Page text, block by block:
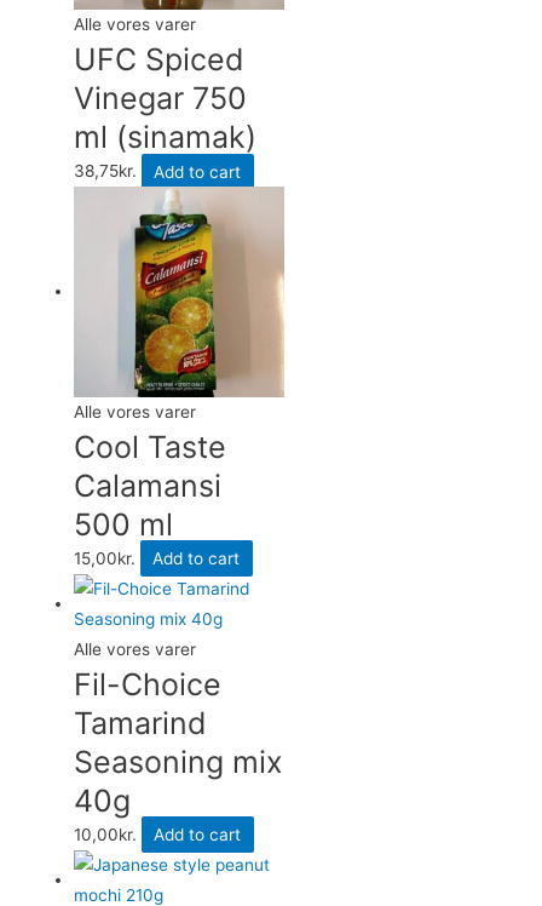
Alle vores varer
UFC Spiced
Vinegar 750
ml (sinamak)
38,75kr. Add to cart
Alle vores varer
Cool Taste
Calamansi
500 ml
15,00kr. Add to cart
Alle vores varer
Fil-Choice
Tamarind
Seasoning mix
40g
10,00kr. Add to cart